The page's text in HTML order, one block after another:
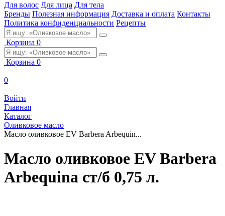
Для волос Для лица Для тела
Бренды Полезная информация Доставка и оплата Контакты
Политика конфиденциальности Рецепты
Корзина 0
Корзина 0
0
Войти
Главная
Каталог
Оливковое масло
Масло оливковое EV Barbera Arbequin...
Масло оливковое EV Barbera
Arbequina ст/б 0,75 л.